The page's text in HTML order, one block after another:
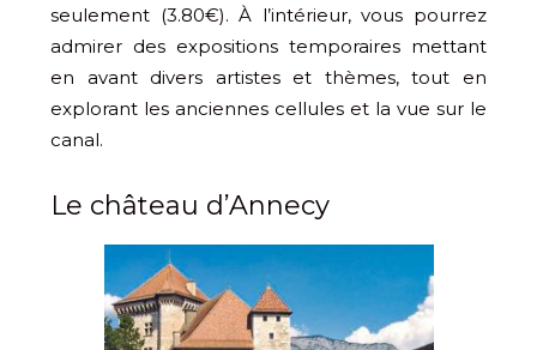
seulement (3.80€). À l’intérieur, vous pourrez
admirer des expositions temporaires mettant
en avant divers artistes et thèmes, tout en
explorant les anciennes cellules et la vue sur le
canal.
Le château d’Annecy